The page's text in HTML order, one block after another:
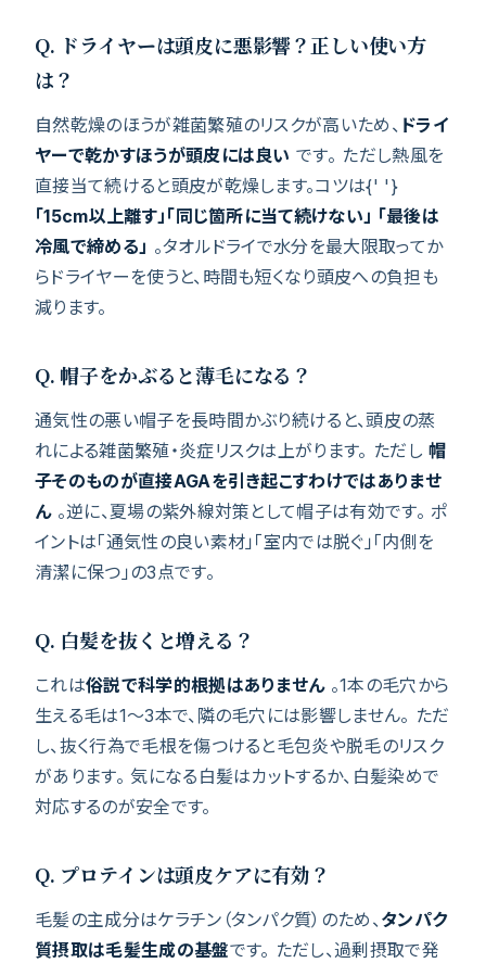
Q. ドライヤーは頭皮に悪影響？正しい使い方
は？
自然乾燥のほうが雑菌繁殖のリスクが高いため、 ドライ
ヤーで乾かすほうが頭皮には良い です。 ただし熱風を
直接当て続けると頭皮が乾燥します。コツは{' '}
「15cm以上離す」「同じ箇所に当て続けない」 「最後は
冷風で締める」 。タオルドライで水分を最大限取ってか
らドライヤーを使うと、時間も短くなり頭皮への負担も
減ります。
Q. 帽子をかぶると薄毛になる？
通気性の悪い帽子を長時間かぶり続けると、頭皮の蒸
れによる雑菌繁殖・炎症リスクは上がります。 ただし帽
子そのものが直接AGAを引き起こすわけではありませ
ん。逆に、夏場の紫外線対策として帽子は有効です。 ポ
イントは「通気性の良い素材」「室内では脱ぐ」「内側を
清潔に保つ」の3点です。
Q. 白髪を抜くと増える？
これは俗説で科学的根拠はありません。1本の毛穴から
生える毛は1〜3本で、隣の毛穴には影響しません。 ただ
し、抜く行為で毛根を傷つけると毛包炎や脱毛のリスク
があります。 気になる白髪はカットするか、白髪染めで
対応するのが安全です。
Q. プロテインは頭皮ケアに有効？
毛髪の主成分はケラチン（タンパク質）のため、タンパク
質摂取は毛髪生成の基盤です。 ただし、過剰摂取で発